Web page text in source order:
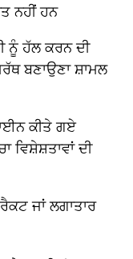
ਨਹੀਂ ਹਨ
ਨੂੰ ਹੱਲ ਕਰਨ ਦੀ
ਬਣਾਉਣਾ ਸ਼ਾਮਲ
ਕੀਤੇ ਗਏ
ਵਿਸ਼ੇਸ਼ਤਾਵਾਂ ਦੀ
ਜਾਂ ਲਗਾਤਾਰ